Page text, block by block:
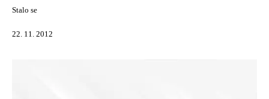
Stalo se
22. 11. 2012